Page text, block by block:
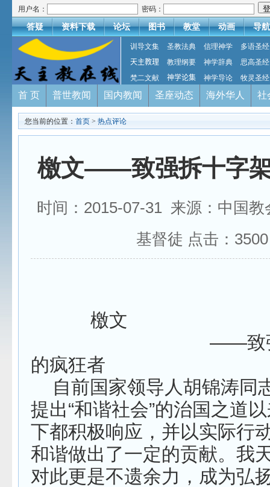
用户名： 密码：
答疑 资料下载 论坛 图书 教堂 动画 导航
训导文集 圣教法典 信理神学
多语圣经
天主教理
教理纲要 神学辞典
思高圣经
梵二文献
神学论集 神学导论 牧灵圣经
首 页 普世教闻 国内教闻 圣座动态 海外华人 社
您当前的位置： 首页 > 热点评论
檄文——致强拆十字
时间：2015-07-31 来源：中国
基督徒 点击： 3500
檄文
——致强拆
的疯狂者
自前国家领导人胡锦涛同
提出“和谐社会”的治国之道
下都积极响应，并以实际行
和谐做出了一定的贡献。我
对此更是不遗余力，成为弘